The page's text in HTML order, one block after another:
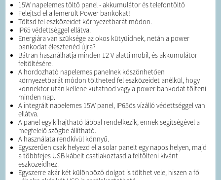
15W napelemes töltő panel - akkumulátor és telefontöltő
Felejtsd el a lemerült Power bankokat!
Töltsd fel eszközeidet környezetbarát módon.
IP65 védettséggel ellátva.
Energiára van szüksége az okos kütyüidnek, netán a power
bankodat élesztenéd újra?
Bátran használhatja minden 12 V alatti mobil, és akkumulátor
feltöltésére.
A hordozható napelemes panelnek köszönhetően
környezetbarát módon töltheted fel eszközeidet anélkül, hogy
konnektor után kellene kutatnod vagy a power bankodat tölteni
minden nap.
A integrált napelemes 15W panel, IP65ös vízálló védettséggel van
ellátva.
A panel egy kihajtható lábbal rendelkezik, ennek segítségével a
megfelelő szögbe állítható.
A használata rendkívül könnyű.
Egyszerűen csak helyezd el a solar panelt egy napos helyen, majd
a többfejes USB kábelt csatlakoztasd a feltölteni kívánt
eszközeidhez.
Egyszerre akár két különböző dolgot is tölthet vele, hiszen a fő